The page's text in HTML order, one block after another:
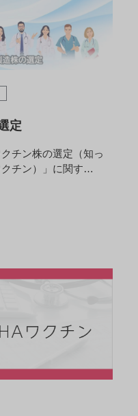
定
チン株の選定（知っ
チン）」に関す…